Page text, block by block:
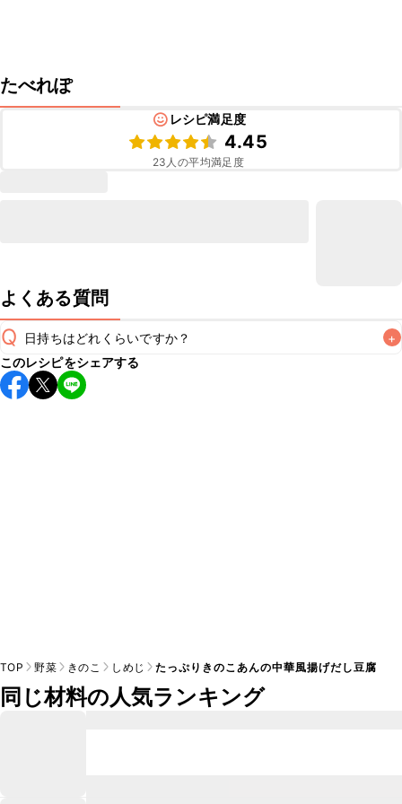
たべれぽ
レシピ満足度
4.45
23 人の平均満足度
よくある質問
Q 日持ちはどれくらいですか？ +
保存期間は冷蔵で当日中が目安です。なるべくお早めにお召
し上がりください。
このレシピをシェアする
TOP 野菜 きのこ しめじ たっぷりきのこあんの中華風揚げだし豆腐
同じ材料の人気ランキング